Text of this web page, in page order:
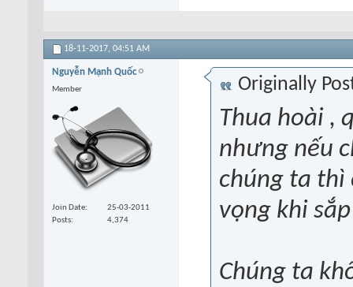
18-11-2017, 04:51 AM
Nguyễn Mạnh Quốc
Member
Join Date
25-03-2011
Posts
4,374
Originally
Thua hoài ,
nhưng nếu
chúng ta thì
vọng khi
Chúng ta